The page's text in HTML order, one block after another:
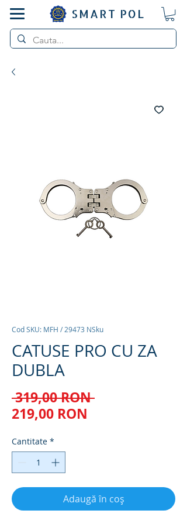
SMART POL
Cod SKU: MFH / 29473 NSku
CATUSE PRO CU ZA
DUBLA
319,00 RON Preț
219,00 RON
Cantitate *
Adaugă în coș